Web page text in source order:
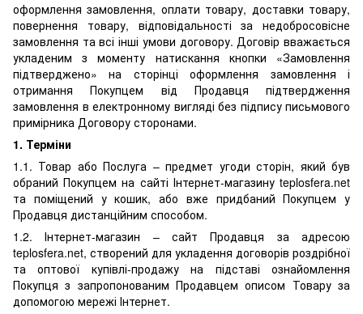
оформлення замовлення, оплати товару, доставки товару,
повернення товару, відповідальності за недобросовісне
замовлення та всі інші умови договору. Договір вважається
укладеним з моменту натискання кнопки «Замовлення
підтверджено» на сторінці оформлення замовлення і
отримання Покупцем від Продавця підтвердження
замовлення в електронному вигляді без підпису письмового
примірника Договору сторонами.
1. Терміни
1.1. Товар або Послуга – предмет угоди сторін, який був
обраний Покупцем на сайті Інтернет-магазину teplosfera.net
та поміщений у кошик, або вже придбаний Покупцем у
Продавця дистанційним способом.
1.2. Інтернет-магазин – сайт Продавця за адресою
teplosfera.net, створений для укладення договорів роздрібної
та оптової купівлі-продажу на підставі ознайомлення
Покупця з запропонованим Продавцем описом Товару за
допомогою мережі Інтернет.